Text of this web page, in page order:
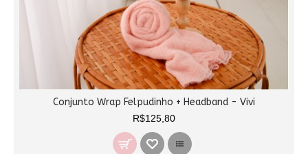
Conjunto Wrap Felpudinho + Headband - Vivi
R$125,80